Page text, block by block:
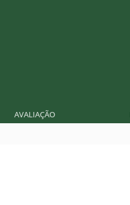
AVALIAÇÃO